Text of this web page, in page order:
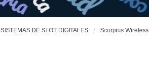
SISTEMAS DE SLOT DIGITALES Scorpius Wireless